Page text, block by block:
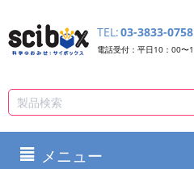
TEL:03-3833-0758
電話受付：平日10：00〜
メニュー